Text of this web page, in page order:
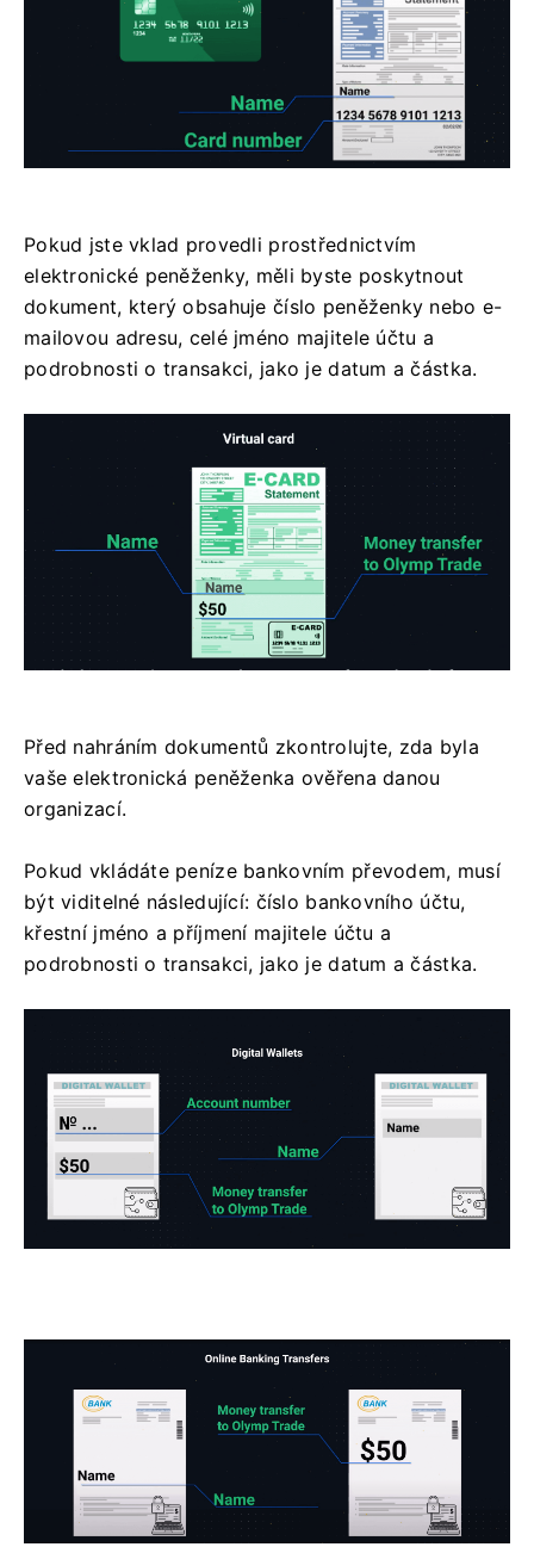
Pokud jste vklad provedli prostřednictvím
elektronické peněženky, měli byste poskytnout
dokument, který obsahuje číslo peněženky nebo e-
mailovou adresu, celé jméno majitele účtu a
podrobnosti o transakci, jako je datum a částka.
Před nahráním dokumentů zkontrolujte, zda byla
vaše elektronická peněženka ověřena danou
organizací.
Pokud vkládáte peníze bankovním převodem, musí
být viditelné následující: číslo bankovního účtu,
křestní jméno a příjmení majitele účtu a
podrobnosti o transakci, jako je datum a částka.